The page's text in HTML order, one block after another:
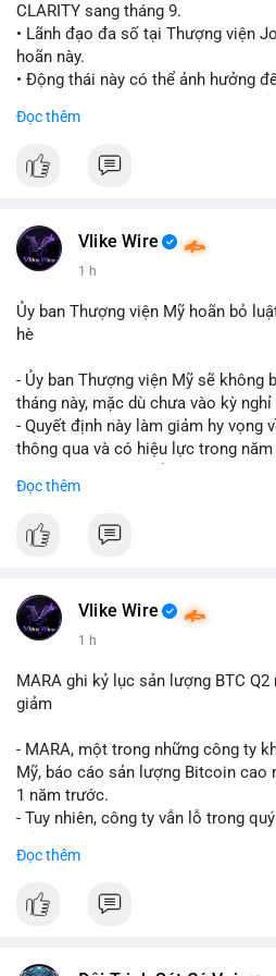
CLARITY sang tháng 9.
• Lãnh đạo đa số tại Thượng viện
hoãn này.
• Động thái này có thể ảnh hưởng
📰 Nguồn: Cointelegraph
Đọc thêm
Vlike Wire
1 h
Ủy ban Thượng viện Mỹ hoãn bỏ
hè
- Ủy ban Thượng viện Mỹ sẽ không
tháng này, mặc dù chưa vào kỳ nghỉ
- Quyết định này làm giảm hy vọng
thông qua và có hiệu lực trong năm
mục chứng chỉ cho tài sản số tại Mỹ.
và phát triển thị trường crypto tại Mỹ.
#vlikevn #titanbot
📰 Nguồn: CoinDesk
Đọc thêm
Vlike Wire
1 h
MARA ghi kỷ lục sản lượng BTC
giảm
- MARA, một trong những công ty
Mỹ, báo cáo sản lượng Bitcoin cao
1 năm trước.
- Tuy nhiên, công ty vẫn lỗ trong
- Sự tăng sản lượng không đủ bù
Đọc thêm